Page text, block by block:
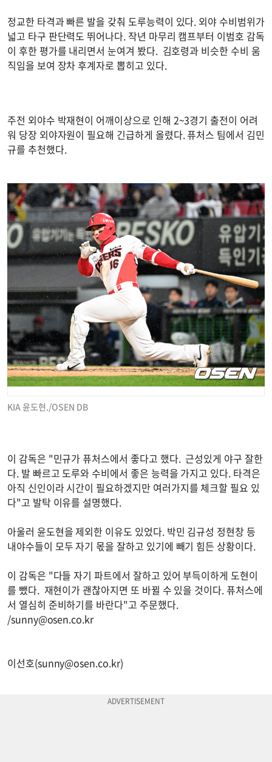
정교한 타격과 빠른 발을 갖춰 도루능력이 있다. 외야 수비범위가
넓고 타구 판단력도 뛰어나다. 작년 마무리 캠프부터 이범호 감독
이 후한 평가를 내리면서 눈여겨 봤다. 김호령과 비슷한 수비 움
직임을 보여 장차 후계자로 뽑히고 있다.
주전 외야수 박재현이 어깨이상으로 인해 2~3경기 출전이 어려
워 당장 외야자원이 필요해 긴급하게 올렸다. 퓨처스 팀에서 김민
규를 추천했다.
KIA 윤도현./OSEN DB
이 감독은 "민규가 퓨처스에서 좋다고 했다. 근성있게 야구 잘한
다. 발 빠르고 도루와 수비에서 좋은 능력을 가지고 있다. 타격은
아직 신인이라 시간이 필요하겠지만 여러가지를 체크할 필요 있
다"고 발탁 이유를 설명했다.
아울러 윤도현을 제외한 이유도 있었다. 박민 김규성 정현창 등
내야수들이 모두 자기 몫을 잘하고 있기에 빼기 힘든 상황이다.
이 감독은 "다들 자기 파트에서 잘하고 있어 부득이하게 도현이
를 뺐다. 재현이가 괜찮아지면 또 바뀔 수 있을 것이다. 퓨처스에
서 열심히 준비하기를 바란다"고 주문했다.
/sunny@osen.co.kr
이선호(sunny@osen.co.kr)